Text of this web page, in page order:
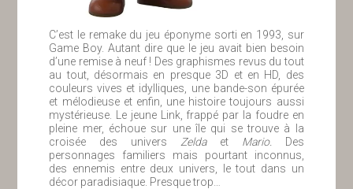
C’est le remake du jeu éponyme sorti en 1993, sur
Game Boy. Autant dire que le jeu avait bien besoin
d’une remise à neuf ! Des graphismes revus du tout
au tout, désormais en presque 3D et en HD, des
couleurs vives et idylliques, une bande-son épurée
et mélodieuse et enfin, une histoire toujours aussi
mystérieuse. Le jeune Link, frappé par la foudre en
pleine mer, échoue sur une île qui se trouve à la
croisée des univers Zelda et Mario.
Des
personnages familiers mais pourtant inconnus,
des ennemis entre deux univers, le tout dans un
décor paradisiaque. Presque trop…